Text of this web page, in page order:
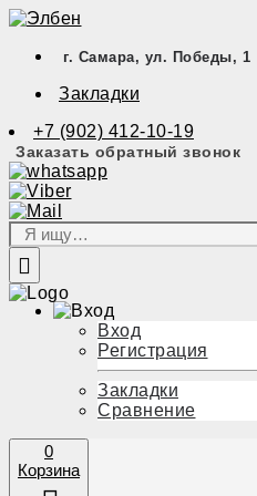
г. Самара, ул. Победы, 1
Закладки
+7 (902) 412-10-19
Заказать обратный звонок
Вход
Регистрация
Закладки
Сравнение
0
Корзина